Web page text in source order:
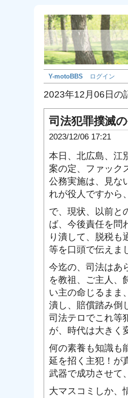
Y-motoBBS ログイン
2023年12月06日の
司法犯罪撲滅
2023/12/06 17:21
本日、北広島、江
案の定、ファック
公務実施は、見な
れが役人ですから
で、現状、以前と
ば、今後責任を問
り潰して、脱税も
等を口頭で伝えま
今迄の、司法はあ
を教祖、ご主人、
い主の命じるまま
潰し、賠償踏み倒
司法テロでこれ等
が、時代は大きく
何の素養も知識も
延を招く主犯！が
武器で成功させて
大マスコミしか、